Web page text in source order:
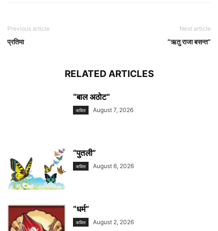
Previous article
प्रतिमा
Next article
“ऋतु राजा बसन्त”
RELATED ARTICLES
“बाल अठोट”
कविता August 7, 2026
“पुतली”
कविता August 6, 2026
“धर्म”
कविता August 2, 2026